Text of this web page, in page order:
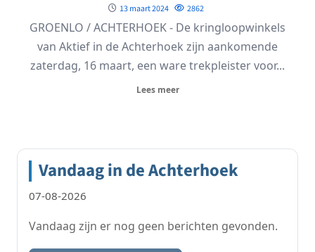
13 maart 2024 2862
GROENLO / ACHTERHOEK - De kringloopwinkels
van Aktief in de Achterhoek zijn aankomende
zaterdag, 16 maart, een ware trekpleister voor...
Lees meer
Vandaag in de Achterhoek
07-08-2026
Vandaag zijn er nog geen berichten gevonden.